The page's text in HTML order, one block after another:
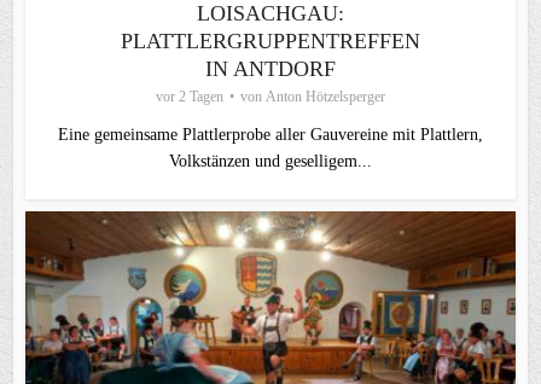
LOISACHGAU:
PLATTLERGRUPPENTREFFEN
IN ANTDORF
vor 2 Tagen von Anton Hötzelsperger
Eine gemeinsame Plattlerprobe aller Gauvereine mit Plattlern,
Volkstänzen und geselligem...